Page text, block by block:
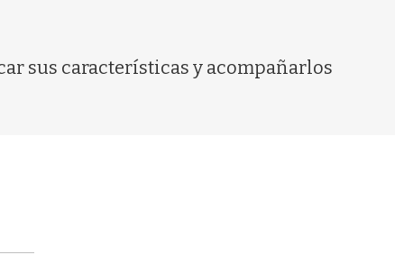
sus características y acompañarlos